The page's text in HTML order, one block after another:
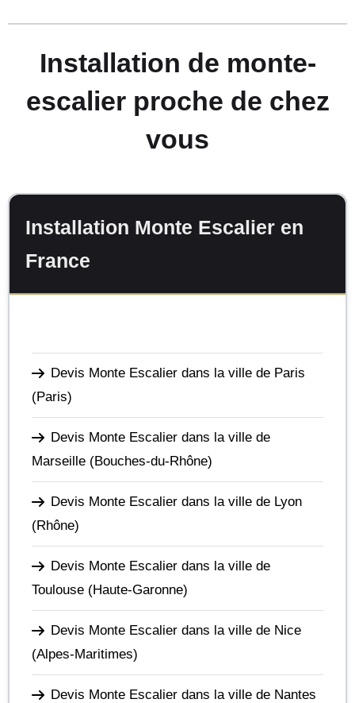
Installation de monte-
escalier proche de chez
vous
Installation Monte Escalier en
France
Devis Monte Escalier dans la ville de Paris
(Paris)
Devis Monte Escalier dans la ville de
Marseille (Bouches-du-Rhône)
Devis Monte Escalier dans la ville de Lyon
(Rhône)
Devis Monte Escalier dans la ville de
Toulouse (Haute-Garonne)
Devis Monte Escalier dans la ville de Nice
(Alpes-Maritimes)
Devis Monte Escalier dans la ville de Nantes